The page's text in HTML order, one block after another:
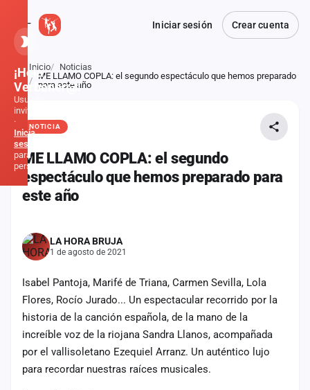
Iniciar sesión Crear cuenta
Atrás
Inicio
Noticias
ME LLAMO COPLA: el segundo espectáculo que hemos preparado
para este año
NOTICIA
ME LLAMO COPLA: el segundo
espectáculo que hemos preparado para
este año
LA HORA BRUJA
1 de agosto de 2021
Isabel Pantoja, Marifé de Triana, Carmen Sevilla, Lola
Flores, Rocío Jurado... Un espectacular recorrido por la
historia de la canción española, de la mano de la
increíble voz de la riojana Sandra Llanos, acompañada
por el vallisoletano Ezequiel Arranz. Un auténtico lujo
para recordar nuestras raíces musicales.
¡Hola,
Verbener@!
Usuario
invitado
·
Inicia
sesión
para
personalizar
Noticias
Fiestas
Mapa
de
fiestas